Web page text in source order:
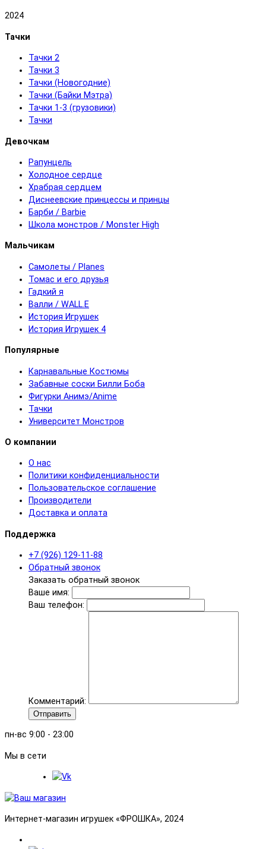
2024
Тачки
Тачки 2
Тачки 3
Тачки (Новогодние)
Тачки (Байки Мэтра)
Тачки 1-3 (грузовики)
Тачки
Девочкам
Рапунцель
Холодное сердце
Храбрая сердцем
Диснеевские принцессы и принцы
Барби / Barbie
Школа монстров / Monster High
Мальчикам
Самолеты / Planes
Томас и его друзья
Гадкий я
Валли / WALL.E
История Игрушек
История Игрушек 4
Популярные
Карнавальные Костюмы
Забавные соски Билли Боба
Фигурки Анимэ/Anime
Тачки
Университет Монстров
О компании
О нас
Политики конфиденциальности
Пользовательское соглашение
Производители
Доставка и оплата
Поддержка
+7 (926) 129-11-88
Обратный звонок
Заказать обратный звонок
Ваше имя:
Ваш телефон:
Комментарий:
Отправить
пн-вс 9:00 - 23:00
Мы в сети
Интернет-магазин игрушек «ФРОШКА», 2024